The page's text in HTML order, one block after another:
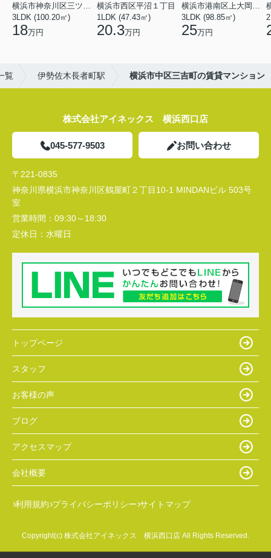
横浜市神奈川区三ツ沢上町
3LDK (100.20㎡)
18万円
横浜市西区平沼１丁目
1LDK (47.43㎡)
20.3万円
横浜市港南区上大岡東２丁目
3LDK (98.85㎡)
25万円
覧 伊勢佐木長者町駅 横浜市中区三吉町の賃貸マンション
株式会社アイネックス 横浜西口店
045-577-9503 お問い合わせ
〒221-0835
神奈川県横浜市神奈川区鶴屋町２丁目10-1 MINDANビル 503号
室
営業時間： 09:30～18:30
定休日： 水曜日
トップページ
スタッフ
お客様の声
ブログ
アクセスマップ
会社概要
利用規約 プライバシーポリシー サイトマップ
Copyright(c) 株式会社アイネックス 横浜西口店 All Rights Reserved.